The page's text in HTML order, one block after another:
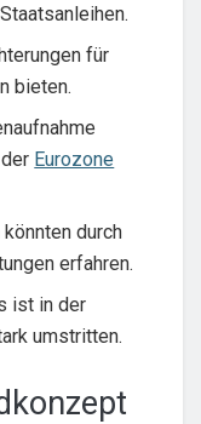
für
bieten.
Eurozone
durch
erfahren.
ist in der
umstritten.